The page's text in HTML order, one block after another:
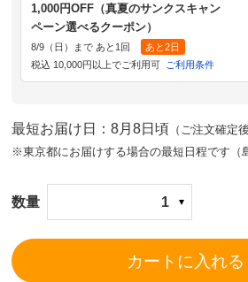
1,000円OFF（真夏のサンクスキャン
ペーン選べるクーポン）
8/9（日）まで あと1回
あと2日
税込 10,000円以上でご利用可
ご利用条件
最短お届け日：8月8日頃 （ご注文確定
※東京都にお届けする場合の最短日程です（
数量 1
カートに入れる